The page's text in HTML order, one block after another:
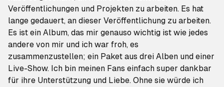
Veröffentlichungen und Projekten zu arbeiten. Es hat
lange gedauert, an dieser Veröffentlichung zu arbeiten.
Es ist ein Album, das mir genauso wichtig ist wie jedes
andere von mir und ich war froh, es
zusammenzustellen; ein Paket aus drei Alben und einer
Live-Show. Ich bin meinen Fans einfach super dankbar
für ihre Unterstützung und Liebe. Ohne sie würde ich